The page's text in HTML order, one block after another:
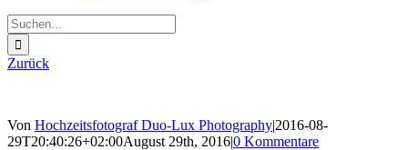
Suche
nach:
Zurück
Von Hochzeitsfotograf Duo-Lux Photography|2016-08-
29T20:40:26+02:00August 29th, 2016|0 Kommentare